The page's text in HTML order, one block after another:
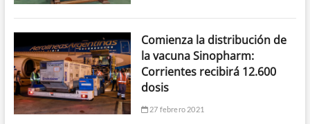
Comienza la distribución de
la vacuna Sinopharm:
Corrientes recibirá 12.600
dosis
27 febrero 2021